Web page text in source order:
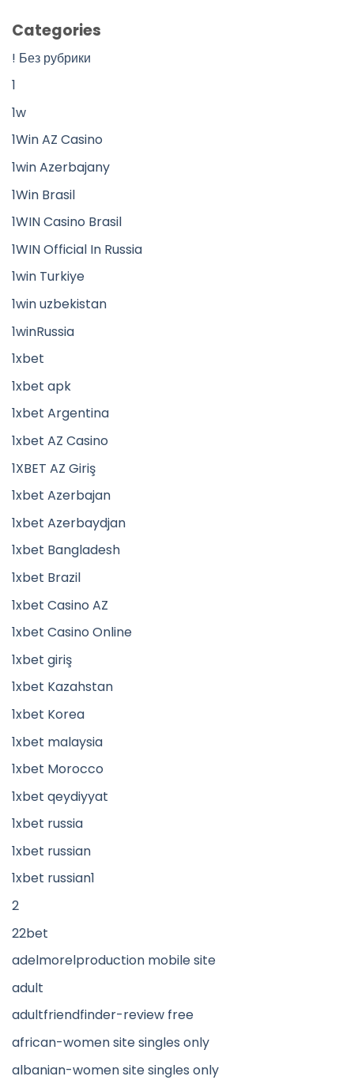
Categories
! Без рубрики
1
1w
1Win AZ Casino
1win Azerbajany
1Win Brasil
1WIN Casino Brasil
1WIN Official In Russia
1win Turkiye
1win uzbekistan
1winRussia
1xbet
1xbet apk
1xbet Argentina
1xbet AZ Casino
1XBET AZ Giriş
1xbet Azerbajan
1xbet Azerbaydjan
1xbet Bangladesh
1xbet Brazil
1xbet Casino AZ
1xbet Casino Online
1xbet giriş
1xbet Kazahstan
1xbet Korea
1xbet malaysia
1xbet Morocco
1xbet qeydiyyat
1xbet russia
1xbet russian
1xbet russian1
2
22bet
adelmorelproduction mobile site
adult
adultfriendfinder-review free
african-women site singles only
albanian-women site singles only